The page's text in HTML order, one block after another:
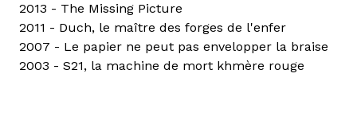
2013 - The Missing Picture
2011 - Duch, le maître des forges de l'enfer
2007 - Le papier ne peut pas envelopper la braise
2003 - S21, la machine de mort khmère rouge